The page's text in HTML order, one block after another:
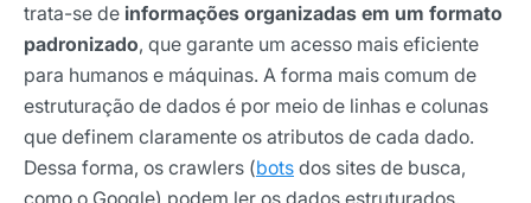
trata-se de informações organizadas em um formato
padronizado, que garante um acesso mais eficiente
para humanos e máquinas. A forma mais comum de
estruturação de dados é por meio de linhas e colunas
que definem claramente os atributos de cada dado.
Dessa forma, os crawlers (bots dos sites de busca,
como o Google) podem ler os dados estruturados,